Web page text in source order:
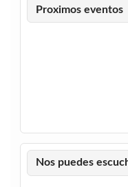
Proximos eventos
Nos puedes